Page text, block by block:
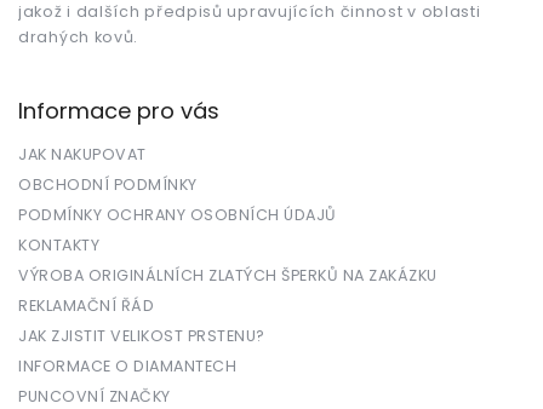
jakož i dalších předpisů upravujících činnost v oblasti
drahých kovů.
Informace pro vás
JAK NAKUPOVAT
OBCHODNÍ PODMÍNKY
PODMÍNKY OCHRANY OSOBNÍCH ÚDAJŮ
KONTAKTY
VÝROBA ORIGINÁLNÍCH ZLATÝCH ŠPERKŮ NA ZAKÁZKU
REKLAMAČNÍ ŘÁD
JAK ZJISTIT VELIKOST PRSTENU?
INFORMACE O DIAMANTECH
PUNCOVNÍ ZNAČKY